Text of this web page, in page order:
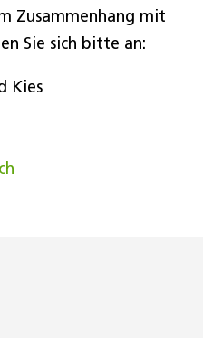
Zusammenhang mit
Sie sich bitte an:
Kies